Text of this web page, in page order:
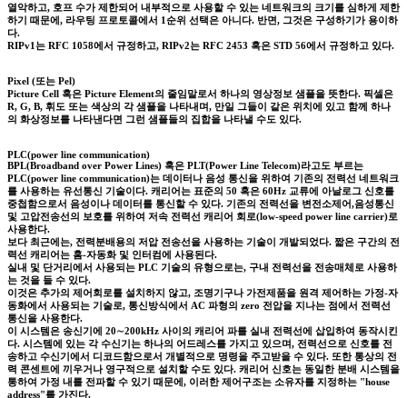
열악하고, 호프 수가 제한되어 내부적으로 사용할 수 있는 네트워크의 크기를 심하게 제한
하기 때문에, 라우팅 프로토콜에서 1순위 선택은 아니다. 반면, 그것은 구성하기가 용이하
다.
RIPv1는 RFC 1058에서 규정하고, RIPv2는 RFC 2453 혹은 STD 56에서 규정하고 있다.
Pixel (또는 Pel)
Picture Cell 혹은 Picture Element의 줄임말로서 하나의 영상정보 샘플을 뜻한다. 픽셀은
R, G, B, 휘도 또는 색상의 각 샘플을 나타내며, 만일 그들이 같은 위치에 있고 함께 하나
의 화상정보를 나타낸다면 그런 샘플들의 집합을 나타낼 수도 있다.
PLC(power line communication)
BPL(Broadband over Power Lines) 혹은 PLT(Power Line Telecom)라고도 부르는
PLC(power line communication)는 데이터나 음성 통신을 위하여 기존의 전력선 네트워크
를 사용하는 유선통신 기술이다. 캐리어는 표준의 50 혹은 60Hz 교류에 아날로그 신호를
중첩함으로서 음성이나 데이터를 통신할 수 있다. 기존의 전력선을 변전소제어,음성통신
및 고압전송선의 보호를 위하여 저속 전력선 캐리어 회로(low-speed power line carrier)로
사용한다.
보다 최근에는, 전력분배용의 저압 전송선을 사용하는 기술이 개발되었다. 짧은 구간의 전
력선 캐리어는 홈-자동화 및 인터컴에 사용된다.
실내 및 단거리에서 사용되는 PLC 기술의 유형으로는, 구내 전력선을 전송매체로 사용하
는 것을 들 수 있다.
이것은 추가의 제어회로를 설치하지 않고, 조명기구나 가전제품을 원격 제어하는 가정-자
동화에서 사용되는 기술로, 통신방식에서 AC 파형의 zero 전압을 지나는 점에서 전력선
통신을 사용한다.
이 시스템은 송신기에 20∼200kHz 사이의 캐리어 파를 실내 전력선에 삽입하여 동작시킨
다. 시스템에 있는 각 수신기는 하나의 어드레스를 가지고 있으며, 전력선으로 신호를 전
송하고 수신기에서 디코드함으로서 개별적으로 명령을 주고받을 수 있다. 또한 통상의 전
력 콘센트에 끼우거나 영구적으로 설치할 수도 있다. 캐리어 신호는 동일한 분배 시스템을
통하여 가정 내를 전파할 수 있기 때문에, 이러한 제어구조는 소유자를 지정하는 "house
address"를 가진다.